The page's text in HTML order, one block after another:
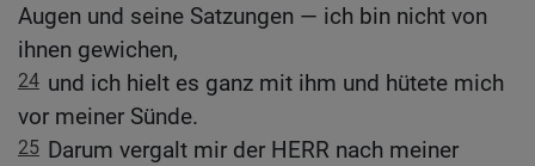
Augen und seine Satzungen — ich bin nicht von
ihnen gewichen,
24 und ich hielt es ganz mit ihm und hütete mich
vor meiner Sünde.
25 Darum vergalt mir der HERR nach meiner